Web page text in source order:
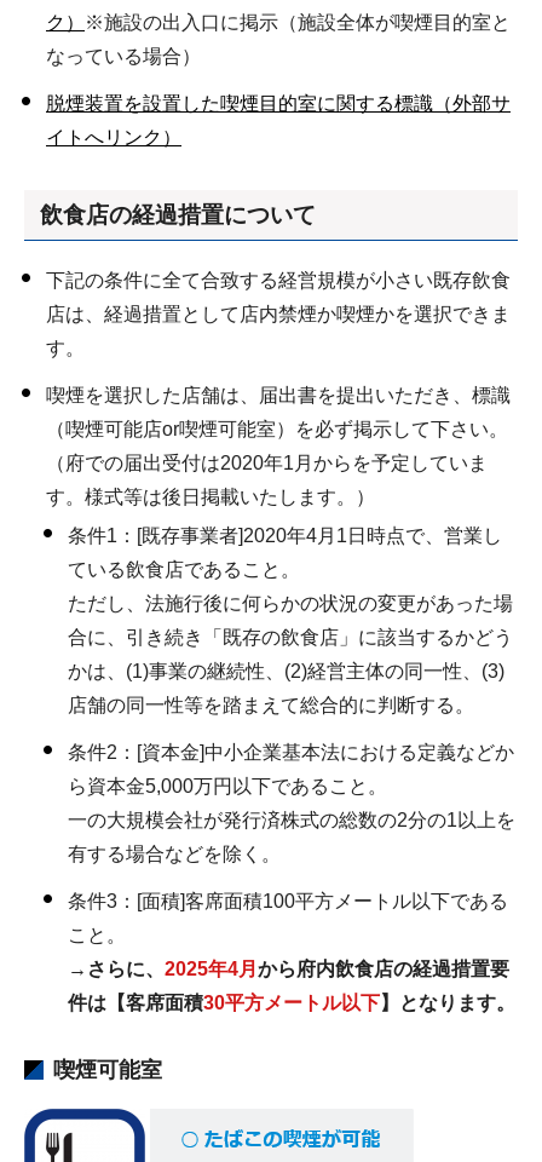
ク）
※施設の出入口に掲示（施設全体が喫煙目的室と
なっている場合）
脱煙装置を設置した喫煙目的室に関する標識（外部サ
イトへリンク）
飲食店の経過措置について
下記の条件に全て合致する経営規模が小さい既存飲食
店は、経過措置として店内禁煙か喫煙かを選択できま
す。
喫煙を選択した店舗は、届出書を提出いただき、標識
（喫煙可能店or喫煙可能室）を必ず掲示して下さい。
（府での届出受付は2020年1月からを予定していま
す。様式等は後日掲載いたします。）
条件1：[既存事業者]2020年4月1日時点で、営業し
ている飲食店であること。
ただし、法施行後に何らかの状況の変更があった場
合に、引き続き「既存の飲食店」に該当するかどう
かは、(1)事業の継続性、(2)経営主体の同一性、(3)
店舗の同一性等を踏まえて総合的に判断する。
条件2：[資本金]中小企業基本法における定義などか
ら資本金5,000万円以下であること。
一の大規模会社が発行済株式の総数の2分の1以上を
有する場合などを除く。
条件3：[面積]客席面積100平方メートル以下である
こと。
→さらに、 2025年4月 から府内飲食店の経過措置要
件は【客席面積30平方メートル以下 】となります。
喫煙可能室